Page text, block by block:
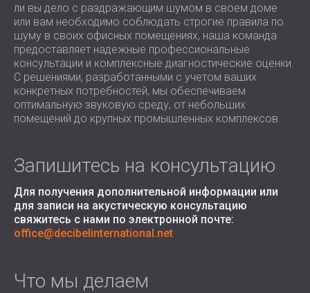
ЗВУКОИЗОЛЯЦИЯ И АКУСТИКА ДЛЯ
ЗАЛЫ
ЗВУКОИЗОЛЯЦИЯ И АКУСТИЧЕСКИЕ
РЕШЕНИЯ ДЛЯ ТОРГОВЫХ
ПОМЕЩЕНИЙ
ЗВУКОИЗОЛЯЦИЯ И АКУСТИКА ДЛЯ
ОБРАЗОВАТЕЛЬНЫХ УЧРЕЖДЕНИЙ
ЗВУКОИЗОЛЯЦИОННЫЕ И
АКУСТИЧЕСКИЕ РЕШЕНИЯ ДЛЯ
АУДИОЛОГИЧЕСКОЙ ОТРАСЛИ
ЗВУКОИЗОЛЯЦИОННЫЕ И
АКУСТИЧЕСКИЕ РЕШЕНИЯ ДЛЯ
ROMÂNIA (RO)
POLAND (PL)
FINLAND (FI)
USA (US)
SOUTH AFRICA (ZA)
ли вы дело с раздражающим шумом в своем доме
или вам необходимо соблюдать строгие правила по
шуму в своих офисных помещениях, наша команда
предоставляет надежные профессиональные
консультации и комплексные диагностические оценки.
С решениями, разработанными с учетом ваших
конкретных потребностей, мы обеспечиваем
оптимальную звуковую среду, от небольших
помещений до крупных промышленных комплексов.
Запишитесь на консультацию
Для получения дополнительной информации или
для записи на акустическую консультацию
свяжитесь с нами по электронной почте:
office@decibelinternational.net
Что мы делаем